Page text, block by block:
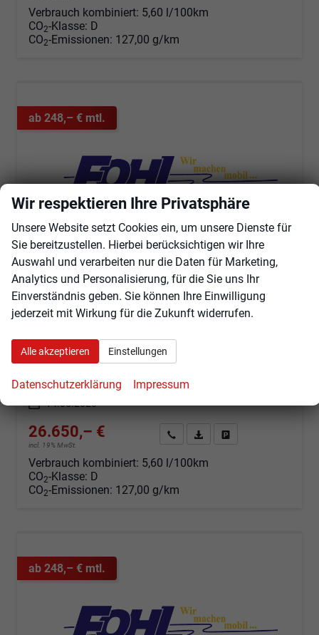
Verbrauch kombiniert: 5,60 l/100km
CO2-Klasse: D
CO2-Emissionen: 127,00 g/km
ab 248,– € mtl.
Kia Stonic
SPIN 1.0 T-GDi 7-Gang-DCT
Neuwagen
Fahrzeugnr. 103191
Leistung 74 kW (101 PS) Kilometerstand 50 km
14.05.2026
26.650,– €
incl. 19% MwSt.
Angebot anfordern
Fahrzeugexpose (PDF)
Verbrauch kombiniert: 5,60 l/100km
CO2-Klasse: D
CO2-Emissionen: 127,00 g/km
ab 248,– € mtl.
Wir respektieren Ihre Privatsphäre
Unsere Website setzt Cookies ein, um unsere Dienste für
Sie bereitzustellen. Hierbei berücksichtigen wir Ihre
Auswahl und verarbeiten nur die Daten für Marketing,
Analytics und Personalisierung, für die Sie uns Ihr
Einverständnis geben. Sie können Ihre Einwilligung
jederzeit mit Wirkung für die Zukunft widerrufen.
Alle akzeptieren Einstellungen
Datenschutzerklärung Impressum